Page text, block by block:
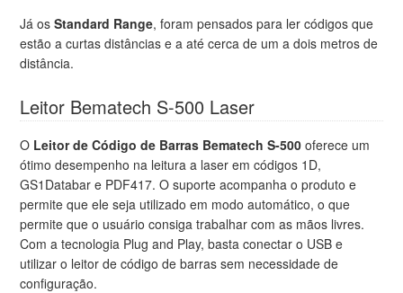
Já osStandard Range, foram pensados para ler códigos que
estão a curtas distâncias e a até cerca de um a dois metros de
distância.
Leitor Bematech S-500 Laser
O Leitor de Código de Barras Bematech S-500 oferece um
ótimo desempenho na leitura a laser em códigos 1D,
GS1Databar e PDF417. O suporte acompanha o produto e
permite que ele seja utilizado em modo automático, o que
permite que o usuário consiga trabalhar com as mãos livres.
Com a tecnologia Plug and Play, basta conectar o USB e
utilizar o leitor de código de barras sem necessidade de
configuração.